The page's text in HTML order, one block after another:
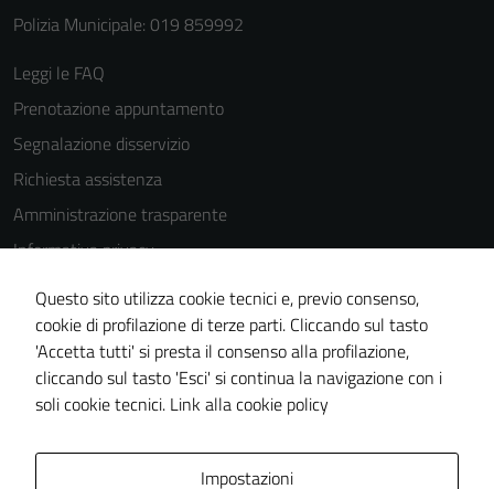
Polizia Municipale: 019 859992
Leggi le FAQ
Prenotazione appuntamento
Segnalazione disservizio
Richiesta assistenza
Amministrazione trasparente
Informativa privacy
Cookie Policy
Note legali
Dichiarazione di accessibilità
Piano di miglioramento del sito
Questo sito utilizza cookie tecnici e, previo consenso,
cookie di profilazione di terze parti. Cliccando sul tasto
'Accetta tutti' si presta il consenso alla profilazione,
cliccando sul tasto 'Esci' si continua la navigazione con i
soli cookie tecnici. Link alla cookie policy
Impostazioni